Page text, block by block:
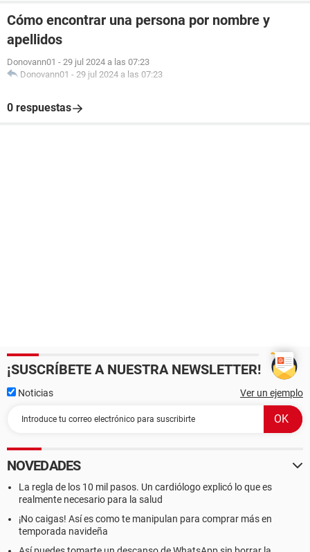
Cómo encontrar una persona por nombre y
apellidos
Donovann01 - 29 jul 2024 a las 07:23
Donovann01 - 29 jul 2024 a las 07:23
0 respuestas
¡SUSCRÍBETE A NUESTRA NEWSLETTER!
Noticias Ver un ejemplo
NOVEDADES
La regla de los 10 mil pasos. Un cardiólogo explicó lo que es
realmente necesario para la salud
¡No caigas! Así es como te manipulan para comprar más en
temporada navideña